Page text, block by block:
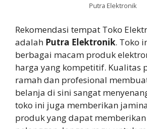
Putra Elektronik
Rekomendasi tempat Toko
adalah Putra Elektronik. Toko
berbagai macam produk
harga yang kompetitif. Kualitas
ramah dan profesional
belanja di sini sangat
toko ini juga memberikan
produk yang dapat